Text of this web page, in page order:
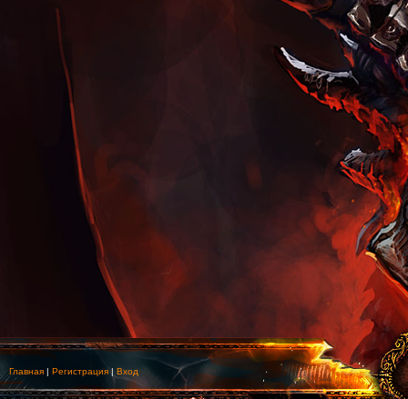
Главная | Регистрация | Вход